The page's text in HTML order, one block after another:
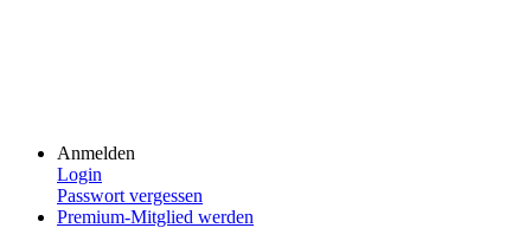
Anmelden
Login
Passwort vergessen
Premium-Mitglied werden